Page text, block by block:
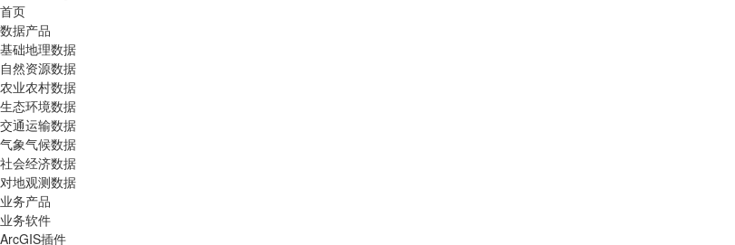
首页
数据产品
基础地理数据
自然资源数据
农业农村数据
生态环境数据
交通运输数据
气象气候数据
社会经济数据
对地观测数据
业务产品
业务软件
ArcGIS插件